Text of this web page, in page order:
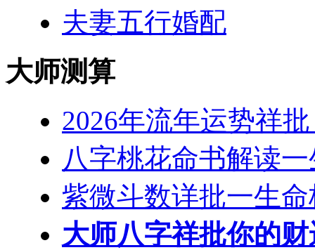
夫妻五行婚配
大师测算
2026年流年运势祥
八字桃花命书解读
紫微斗数详批一生
大师八字祥批你的